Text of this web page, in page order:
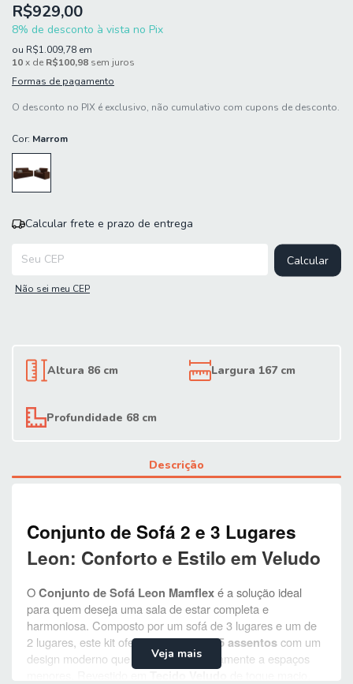
R$929,00
8% de desconto à vista no Pix
ou R$1.009,78 em
10x de R$100,98 sem juros
Formas de pagamento
O desconto no PIX é exclusivo, não cumulativo com cupons de desconto.
Cor: Marrom
Calcular frete e prazo de entrega
Calcular
Não sei meu CEP
Altura 86 cm Largura 167 cm
Profundidade 68 cm
Descrição
Conjunto de Sofá 2 e 3 Lugares
Leon: Conforto e Estilo em Veludo
O Conjunto de Sofá Leon Mamflex é a solução ideal
para quem deseja uma sala de estar completa e
harmoniosa. Composto por um sofá de 3 lugares e um de
2 lugares, este kit oferece um total de 5 assentos com um
design moderno que se adapta perfeitamente a espaços
Veja mais